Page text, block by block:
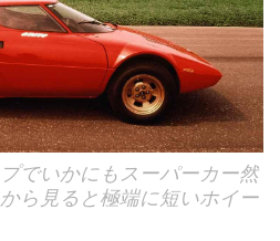
でいかにもスーパーカー然
ら見ると極端に短いホイー